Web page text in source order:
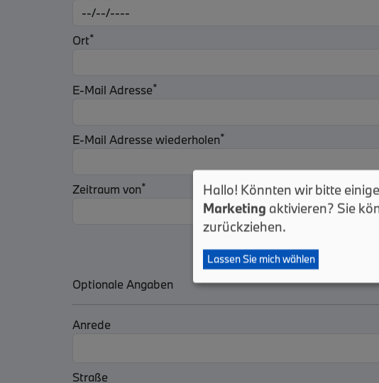
Ort*
E-Mail Adresse*
E-Mail Adresse wiederholen*
Zeitraum von* Zeitraum bis*
Optionale Angaben
Anrede
Straße
Hallo! Könnten wir bitte
Marketing aktivieren? Sie
zurückziehen.
Lassen Sie mich wählen